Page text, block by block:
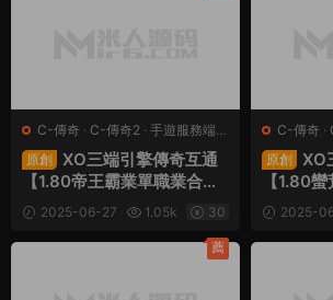
C-傳奇 · C-傳奇2 · 手遊服務端·
端遊服務端
原創
XO三端引擎傳奇互通
【1.80帝王霸業單職業合擊
版】Win一鍵服務端+PC安
卓蘋果三端+加密工具+視頻
架設教程
2025-06-27 1.05k 30
C-傳奇 ·
端遊服務
原創
XO
【1.80
服務端
+加密工
2025-
薦